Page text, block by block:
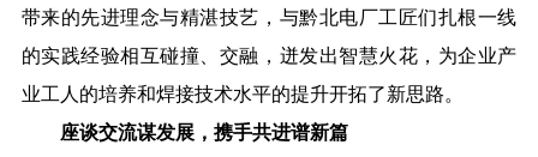
带来的先进理念与精湛技艺，与黔北电厂工匠们扎根一线
的实践经验相互碰撞、交融，迸发出智慧火花，为企业产
业工人的培养和焊接技术水平的提升开拓了新思路。
座谈交流谋发展，携手共进谱新篇